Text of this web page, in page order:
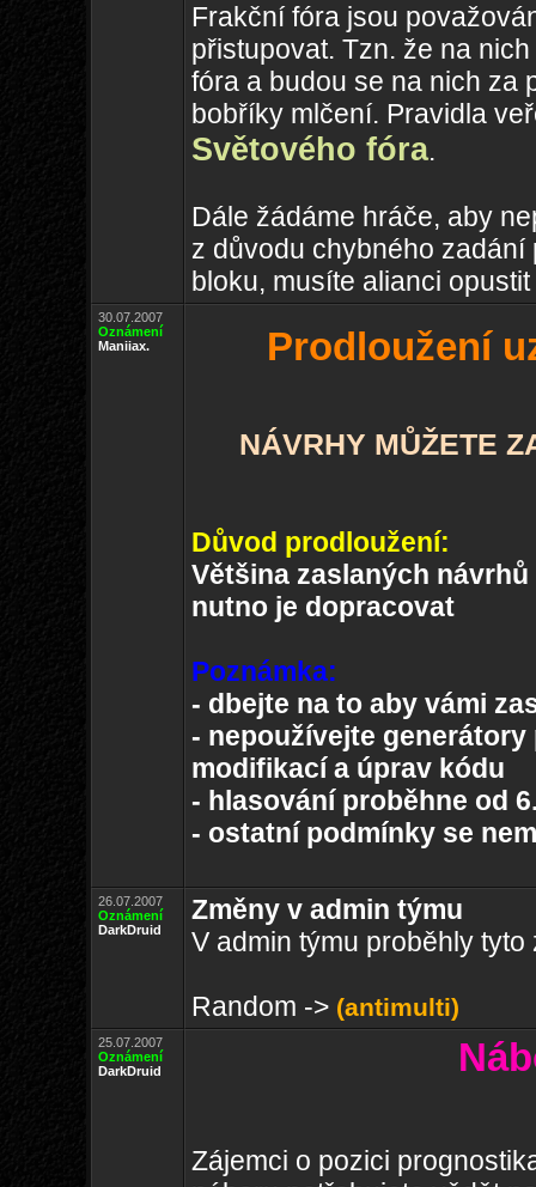
Frakční fóra jsou
přistupovat. Tzn. že na
fóra a budou se na nich za
bobříky mlčení. Pravidla
Světového fóra.
Dále žádáme hráče, aby
z důvodu chybného
bloku, musíte alianci
30.07.2007
Oznámení
Maniiax.
Prodloužení
NÁVRHY MŮŽETE
Důvod prodloužení:
Většina zaslaných
nutno je dopracovat
Poznámka:
- dbejte na to aby vámi
- nepoužívejte
modifikací a úprav kódu
- hlasování proběhne od
- ostatní podmínky se
26.07.2007
Oznámení
DarkDruid
Změny v admin týmu
V admin týmu proběhly tyto
Random -> (antimulti)
25.07.2007
Oznámení
DarkDruid
Zájemci o pozici